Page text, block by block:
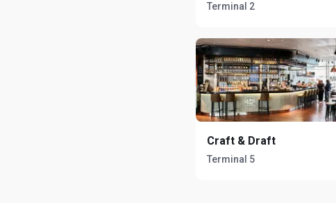
Terminal 2
Craft & Draft
Terminal 5